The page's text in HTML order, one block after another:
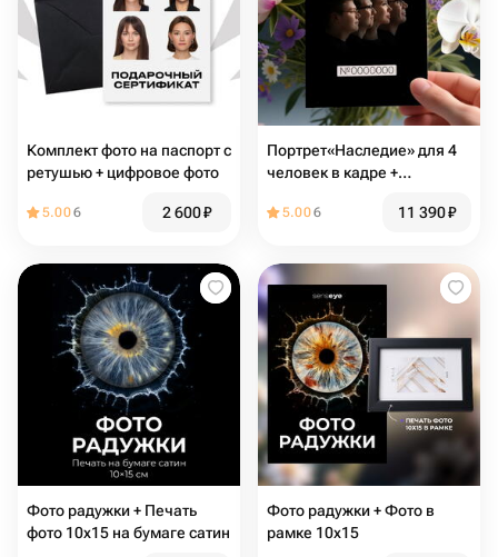
Комплект фото на паспорт с
ретушью + цифровое фото
5.006 2 600₽
Портрет«Наследие» для 4
человек в кадре +
5.006 11 390₽
Фото радужки + Печать
фото 10х15 на бумаге сатин
Фото радужки + Фото в
рамке 10х15